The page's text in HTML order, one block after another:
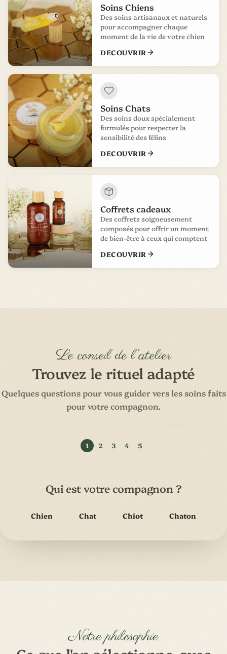
Soins Chiens
Des soins artisanaux et naturels
pour accompagner chaque
moment de la vie de votre chien
DECOUVRIR
Soins Chats
Des soins doux spécialement
formulés pour respecter la
sensibilité des félins
DECOUVRIR
Coffrets cadeaux
Des coffrets soigneusement
composés pour offrir un moment
de bien-être à ceux qui comptent
DECOUVRIR
Le conseil de l'atelier
Trouvez le rituel adapté
Quelques questions pour vous guider vers les soins faits
pour votre compagnon.
Qui est votre compagnon ?
Chien Chat Chiot Chaton
Notre philosophie